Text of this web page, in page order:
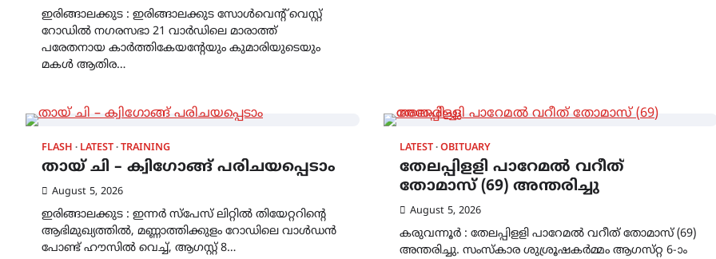
ഇരിങ്ങാലക്കുട : ഇരിങ്ങാലക്കുട സോൾവെന്റ് വെസ്റ്റ്
റോഡിൽ നഗരസഭാ 21 വാർഡിലെ മാരാത്ത്
പരേതനായ കാർത്തികേയന്റേയും കുമാരിയുടെയും
മകൾ ആതിര…
FLASH LATEST TRAINING
തായ് ചി – ക്വിഗോങ്ങ് പരിചയപ്പെടാം
August 5, 2026
ഇരിങ്ങാലക്കുട : ഇന്നർ സ്പേസ് ലിറ്റിൽ തിയേറ്ററിന്റെ
ആഭിമുഖ്യത്തിൽ, മണ്ണാത്തിക്കുളം റോഡിലെ വാൾഡൻ
പോണ്ട് ഹൗസിൽ വെച്ച്, ആഗസ്റ്റ് 8…
LATEST OBITUARY
തേലപ്പിളളി പാറേമൽ വറീത്
തോമാസ് (69) അന്തരിച്ചു
August 5, 2026
കരുവന്നൂർ : തേലപ്പിളളി പാറേമൽ വറീത് തോമാസ് (69)
അന്തരിച്ചു. സംസ്‌കാര ശുശ്രൂഷകർമ്മം ആഗസ്‌റ്റ 6-ാം